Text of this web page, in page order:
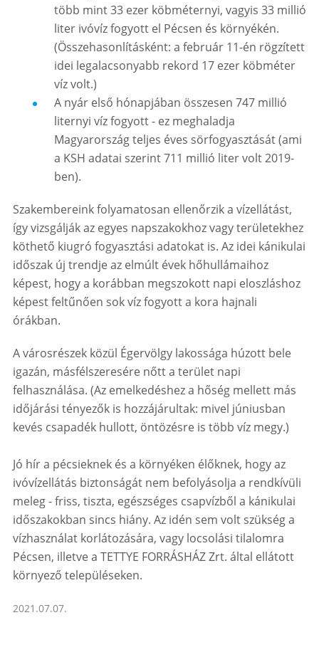
több mint 33 ezer köbméternyi, vagyis 33 millió
liter ivóvíz fogyott el Pécsen és környékén.
(Összehasonlításként: a február 11-én rögzített
idei legalacsonyabb rekord 17 ezer köbméter
víz volt.)
A nyár első hónapjában összesen 747 millió
liternyi víz fogyott - ez meghaladja
Magyarország teljes éves sörfogyasztását (ami
a KSH adatai szerint 711 millió liter volt 2019-
ben).
Szakembereink folyamatosan ellenőrzik a vízellátást,
így vizsgálják az egyes napszakokhoz vagy területekhez
köthető kiugró fogyasztási adatokat is. Az idei kánikulai
időszak új trendje az elmúlt évek hőhullámaihoz
képest, hogy a korábban megszokott napi eloszláshoz
képest feltűnően sok víz fogyott a kora hajnali
órákban.
A városrészek közül Égervölgy lakossága húzott bele
igazán, másfélszeresére nőtt a terület napi
felhasználása. (Az emelkedéshez a hőség mellett más
időjárási tényezők is hozzájárultak: mivel júniusban
kevés csapadék hullott, öntözésre is több víz megy.)
Jó hír a pécsieknek és a környéken élőknek, hogy az
ivóvízellátás biztonságát nem befolyásolja a rendkívüli
meleg - friss, tiszta, egészséges csapvízből a kánikulai
időszakokban sincs hiány. Az idén sem volt szükség a
vízhasználat korlátozására, vagy locsolási tilalomra
Pécsen, illetve a TETTYE FORRÁSHÁZ Zrt. által ellátott
környező településeken.
2021.07.07.